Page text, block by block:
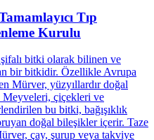
Tıp
Kurulu